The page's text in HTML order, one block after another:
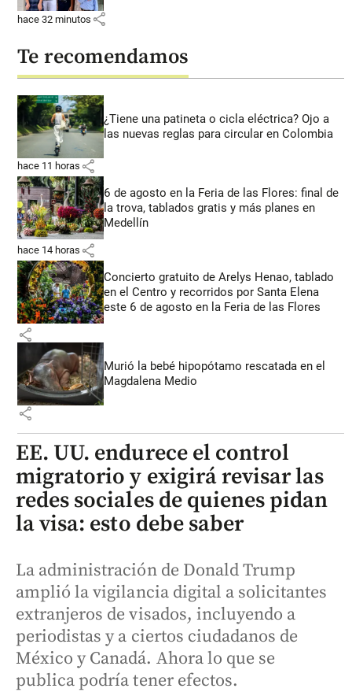
hace 32 minutos share
Te recomendamos
¿Tiene una patineta o cicla eléctrica? Ojo a
las nuevas reglas para circular en Colombia
hace 11 horas share
6 de agosto en la Feria de las Flores: final de
la trova, tablados gratis y más planes en
Medellín
hace 14 horas share
Concierto gratuito de Arelys Henao, tablado
en el Centro y recorridos por Santa Elena
este 6 de agosto en la Feria de las Flores
share
Murió la bebé hipopótamo rescatada en el
Magdalena Medio
share
EE. UU. endurece el control
migratorio y exigirá revisar las
redes sociales de quienes pidan
la visa: esto debe saber
La administración de Donald Trump
amplió la vigilancia digital a solicitantes
extranjeros de visados, incluyendo a
periodistas y a ciertos ciudadanos de
México y Canadá. Ahora lo que se
publica podría tener efectos.